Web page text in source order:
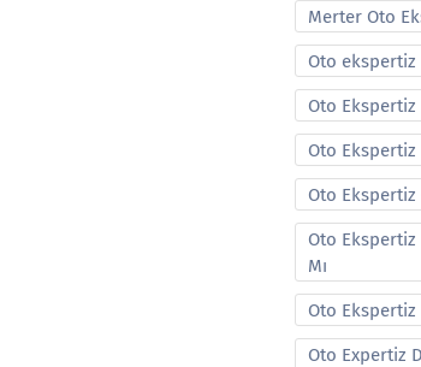
Merter Oto
Oto ekspertiz
Oto Ekspertiz
Oto Ekspertiz
Oto
Oto Ekspertiz
Mı
Oto
Oto Expertiz